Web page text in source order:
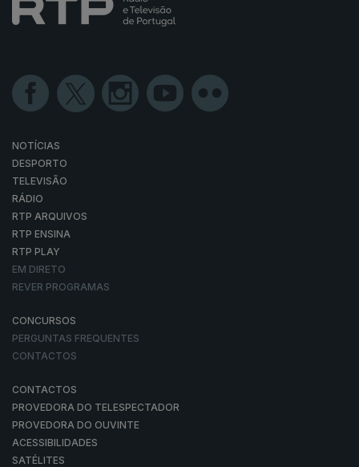
NOTÍCIAS
DESPORTO
TELEVISÃO
RÁDIO
RTP ARQUIVOS
RTP ENSINA
RTP PLAY
EM DIRETO
REVER PROGRAMAS
CONCURSOS
PERGUNTAS FREQUENTES
CONTACTOS
CONTACTOS
PROVEDORA DO TELESPECTADOR
PROVEDORA DO OUVINTE
ACESSIBILIDADES
SATÉLITES